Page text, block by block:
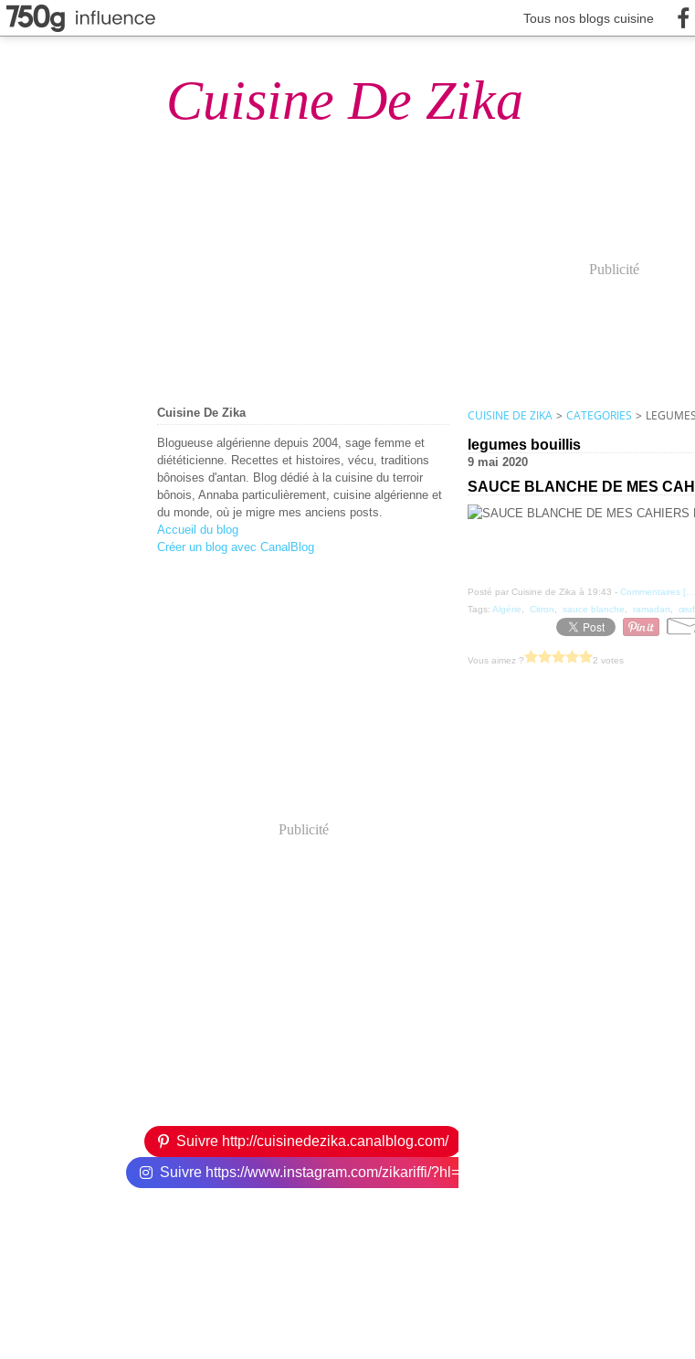
Tous nos blogs cuisine
Cuisine De Zika
Publicité
Cuisine De Zika
Blogueuse algérienne depuis 2004, sage femme et
diététicienne. Recettes et histoires, vécu, traditions
bônoises d'antan. Blog dédié à la cuisine du terroir
bônois, Annaba particulièrement, cuisine algérienne et
du monde, où je migre mes anciens posts.
Accueil du blog
Créer un blog avec CanalBlog
Publicité
Suivre http://cuisinedezika.canalblog.com/
Suivre https://www.instagram.com/zikariffi/?hl=fr
CUISINE DE ZIKA > CATEGORIES >
legumes bouillis
9 mai 2020
SAUCE BLANCHE DE MES
Posté par Cuisine de Zika à 19:43 - Commentaires [
Tags: Algérie Citron sauce blanche ramadan œuf
Vous aimez ? 2 votes